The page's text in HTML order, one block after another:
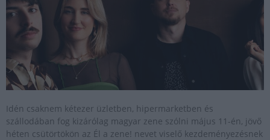
Idén csaknem kétezer üzletben, hipermarketben és
szállodában fog kizárólag magyar zene szólni május 11-én, jövő
héten csütörtökön az Él a zene! nevet viselő kezdeményezésnek